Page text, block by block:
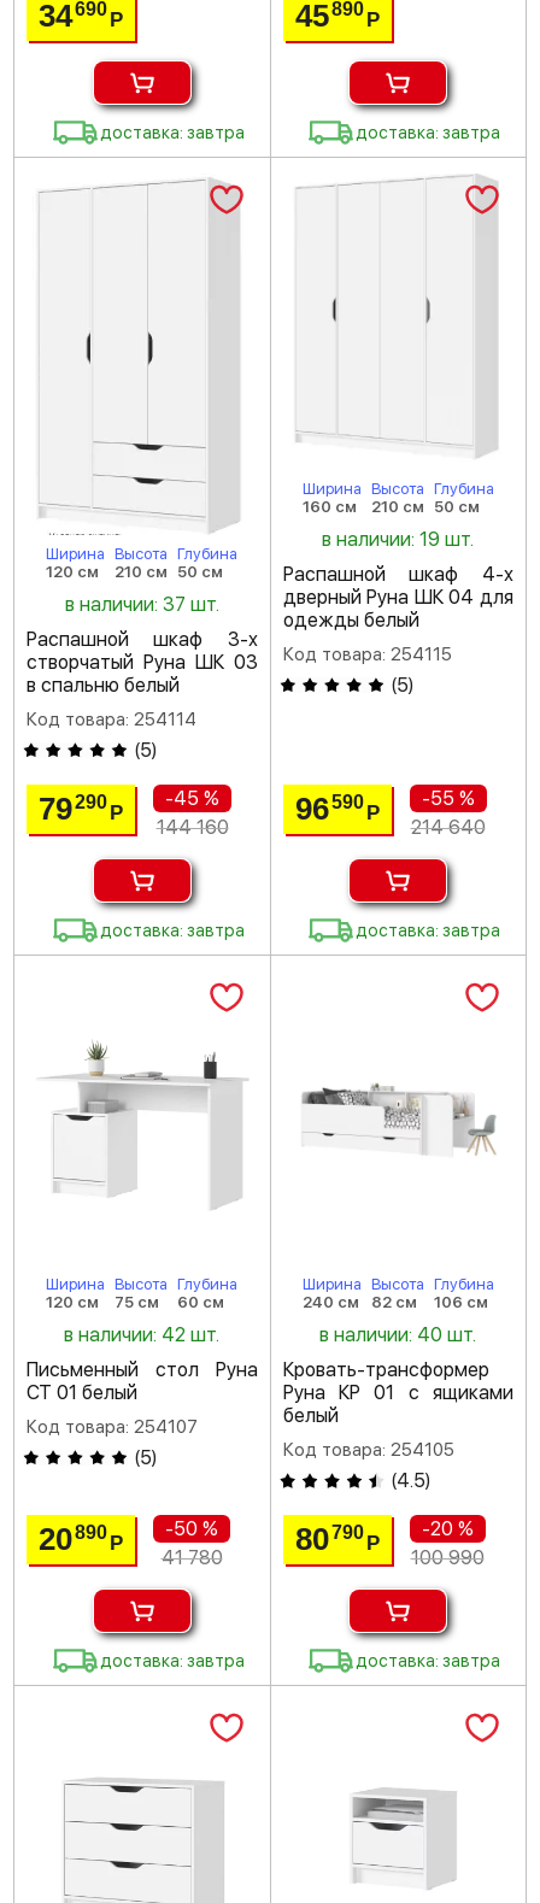
34690 Р
доставка: завтра
45890 Р
доставка: завтра
Ширина
120 см
Высота
210 см
Глубина
50 см
в наличии: 37 шт.
Распашной шкаф 3-х
створчатый Руна ШК 03
в спальню белый
Код товара: 254114
(5)
79290 Р
-45 %
144 160
доставка: завтра
Ширина
160 см
Высота
210 см
Глубина
50 см
в наличии: 19 шт.
Распашной шкаф 4-х
дверный Руна ШК 04 для
одежды белый
Код товара: 254115
(5)
96590 Р
-55 %
214 640
доставка: завтра
Ширина
120 см
Высота
75 см
Глубина
60 см
в наличии: 42 шт.
Письменный стол Руна
СТ 01 белый
Код товара: 254107
(5)
20890 Р
-50 %
41 780
доставка: завтра
Ширина
240 см
Высота
82 см
Глубина
106 см
в наличии: 40 шт.
Кровать-трансформер
Руна КР 01 с ящиками
белый
Код товара: 254105
(4.5)
80790 Р
-20 %
100 990
доставка: завтра